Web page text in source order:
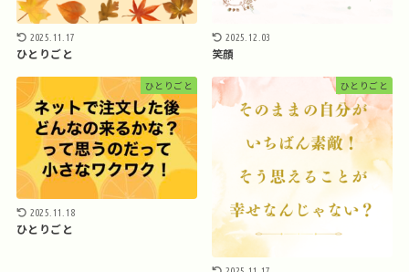
2025.11.17
ひとりごと
2025.12.03
笑顔
ひとりごと
2025.11.18
ひとりごと
ひとりごと